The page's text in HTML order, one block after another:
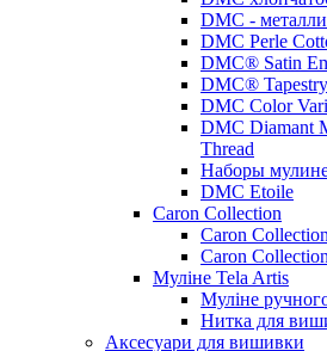
DMC -
DMC Perle
DMC® Satin
DMC®
DMC Color
DMC Diamant
Thread
Наборы
DMC Etoile
Caron Collection
Caron
Caron
Муліне Tela Artis
Муліне
Нитка для
Аксесуари для вишивки